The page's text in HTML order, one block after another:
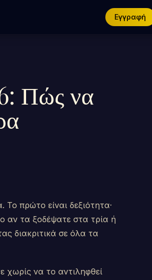
Εγγραφή
Πώς να
πρώτο είναι δεξιότητα·
αν τα ξοδέψατε στα τρία ή
διακριτικά σε όλα τα
χωρίς να το αντιληφθεί